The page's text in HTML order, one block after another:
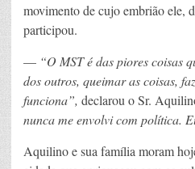
movimento de cujo embrião ele,
participou.
— “O MST é das piores coisas
dos outros, queimar as coisas,
funciona”, declarou o Sr.
nunca me envolvi com política.
Aquilino e sua família moram